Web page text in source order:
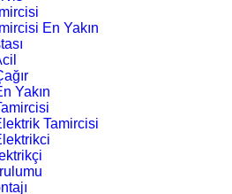
En Yakın
Yakın
Tamircisi